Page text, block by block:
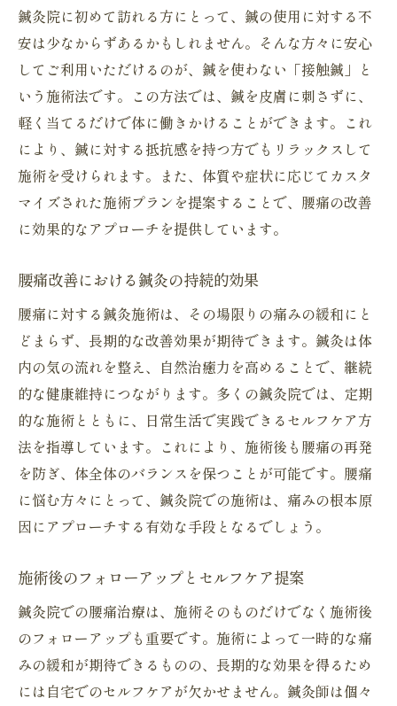
鍼灸院に初めて訪れる方にとって、鍼の使用に対する不
安は少なからずあるかもしれません。そんな方々に安心
してご利用いただけるのが、鍼を使わない「接触鍼」と
いう施術法です。この方法では、鍼を皮膚に刺さずに、
軽く当てるだけで体に働きかけることができます。これ
により、鍼に対する抵抗感を持つ方でもリラックスして
施術を受けられます。また、体質や症状に応じてカスタ
マイズされた施術プランを提案することで、腰痛の改善
に効果的なアプローチを提供しています。
腰痛改善における鍼灸の持続的効果
腰痛に対する鍼灸施術は、その場限りの痛みの緩和にと
どまらず、長期的な改善効果が期待できます。鍼灸は体
内の気の流れを整え、自然治癒力を高めることで、継続
的な健康維持につながります。多くの鍼灸院では、定期
的な施術とともに、日常生活で実践できるセルフケア方
法を指導しています。これにより、施術後も腰痛の再発
を防ぎ、体全体のバランスを保つことが可能です。腰痛
に悩む方々にとって、鍼灸院での施術は、痛みの根本原
因にアプローチする有効な手段となるでしょう。
施術後のフォローアップとセルフケア提案
鍼灸院での腰痛治療は、施術そのものだけでなく施術後
のフォローアップも重要です。施術によって一時的な痛
みの緩和が期待できるものの、長期的な効果を得るため
には自宅でのセルフケアが欠かせません。鍼灸師は個々